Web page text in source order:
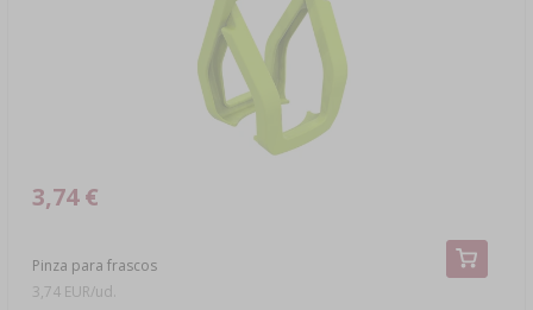
Pinza para frascos
3,74 €
3,74 EUR/ud.